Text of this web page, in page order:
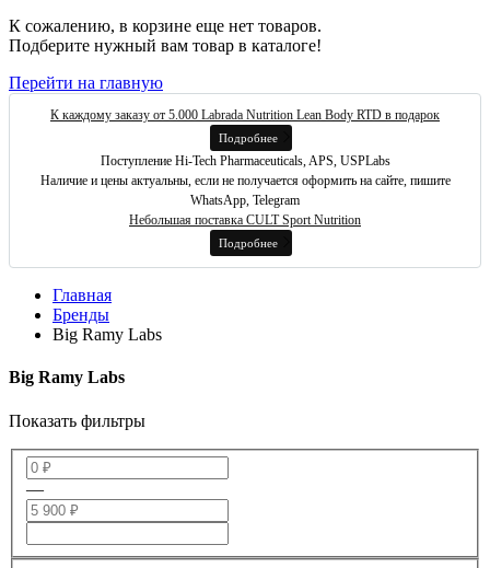
К сожалению, в корзине еще нет товаров.
Подберите нужный вам товар в каталоге!
Перейти на главную
К каждому заказу от 5.000 Labrada Nutrition Lean Body RTD в подарок
Подробнее
Поступление Hi-Tech Pharmaceuticals, APS, USPLabs
Наличие и цены актуальны, если не получается оформить на сайте, пишите
WhatsApp, Telegram
Небольшая поставка CULT Sport Nutrition
Подробнее
Главная
Бренды
Big Ramy Labs
Big Ramy Labs
Показать фильтры
—